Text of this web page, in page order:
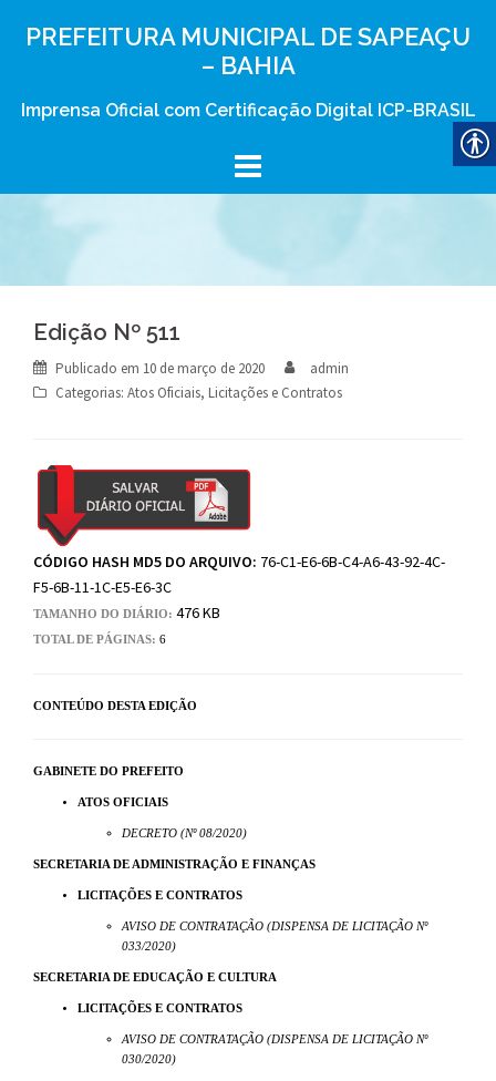
PREFEITURA MUNICIPAL DE SAPEAÇU
– BAHIA
Imprensa Oficial com Certificação Digital ICP-BRASIL
Edição Nº 511
Publicado em 10 de março de 2020
admin
Categorias: Atos Oficiais, Licitações e Contratos
CÓDIGO HASH MD5 DO ARQUIVO: 76-C1-E6-6B-C4-A6-43-92-4C-
F5-6B-11-1C-E5-E6-3C
TAMANHO DO DIÁRIO: 476 KB
TOTAL DE PÁGINAS: 6
CONTEÚDO DESTA EDIÇÃO
GABINETE DO PREFEITO
ATOS OFICIAIS
DECRETO (Nº 08/2020)
SECRETARIA DE ADMINISTRAÇÃO E FINANÇAS
LICITAÇÕES E CONTRATOS
AVISO DE CONTRATAÇÃO (DISPENSA DE LICITAÇÃO Nº
033/2020)
SECRETARIA DE EDUCAÇÃO E CULTURA
LICITAÇÕES E CONTRATOS
AVISO DE CONTRATAÇÃO (DISPENSA DE LICITAÇÃO Nº
030/2020)